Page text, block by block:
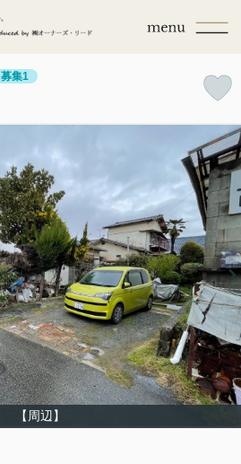
募集1
【周辺】